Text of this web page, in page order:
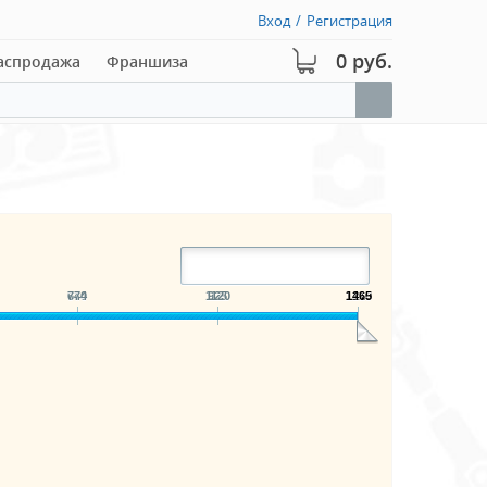
Вход / Регистрация
Франшиза 0 руб.
640 925 1210
774 1120 1465